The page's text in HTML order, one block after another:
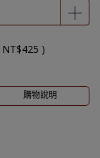
NT$425 )
購物說明